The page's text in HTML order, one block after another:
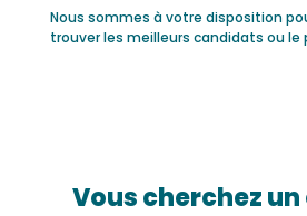
Nous sommes à votre disposition
trouver les meilleurs candidats ou le
Vous cherchez